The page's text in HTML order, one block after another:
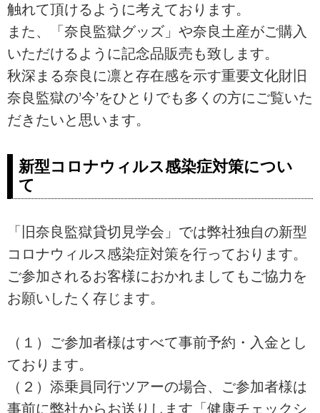
触れて頂けるように考えております。
また、「奈良監獄グッズ」や奈良土産がご購入
いただけるように記念品販売も致します。
秋深まる奈良に凛と存在感を示す重要文化財旧
奈良監獄の’今’をひとりでも多くの方にご覧いた
だきたいと思います。
新型コロナウィルス感染症対策につい
て
「旧奈良監獄貸切見学会」では弊社独自の新型
コロナウィルス感染症対策を行っております。
ご参加されるお客様におかれましてもご協力を
お願いしたく存じます。
（１）ご参加者様はすべて事前予約・入金とし
ております。
（２）添乗員同行ツアーの場合、ご参加者様は
事前に弊社からお送りします「健康チェックシ